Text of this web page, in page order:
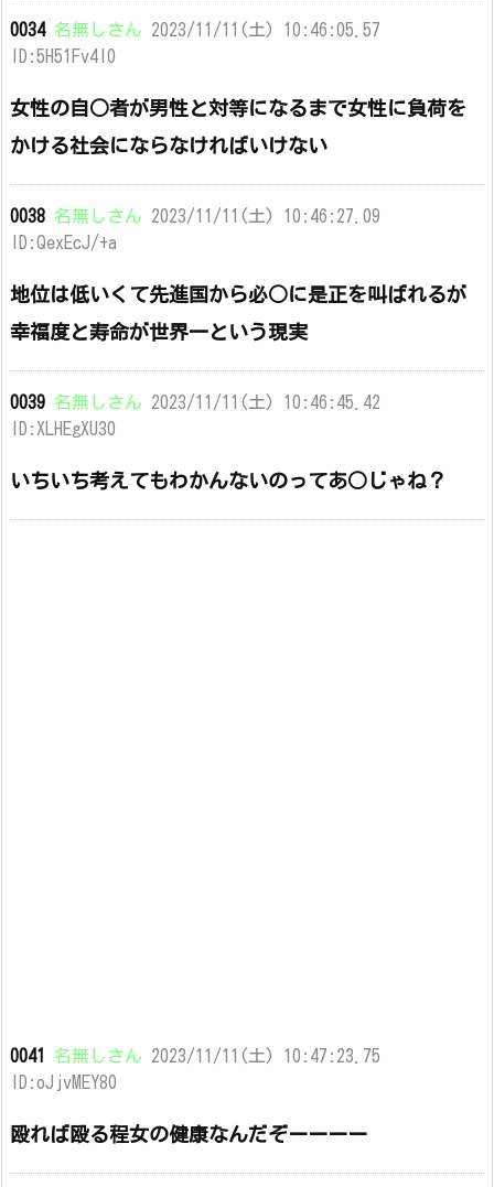
0034 名無しさん 2023/11/11(土) 10:46:05.57
ID:5H51Fv4l0
女性の自○者が男性と対等になるまで女性に負荷を
かける社会にならなければいけない
0038 名無しさん 2023/11/11(土) 10:46:27.09
ID:QexEcJ/+a
地位は低いくて先進国から必○に是正を叫ばれるが
幸福度と寿命が世界一という現実
0039 名無しさん 2023/11/11(土) 10:46:45.42
ID:XLHEgXU30
いちいち考えてもわかんないのってあ○じゃね？
0041 名無しさん 2023/11/11(土) 10:47:23.75
ID:oJjvMEY80
殴れば殴る程女の健康なんだぞーーーー